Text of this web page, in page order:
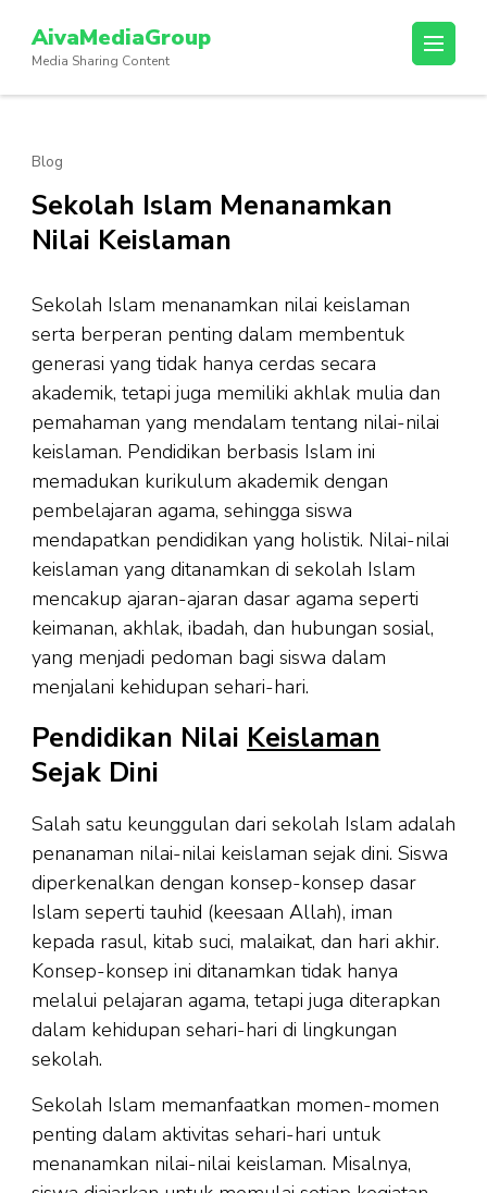
konten
(Tekan
AivaMediaGroup
Media Sharing Content
Blog
Sekolah Islam Menanamkan
Nilai Keislaman
Sekolah Islam menanamkan nilai keislaman
serta berperan penting dalam membentuk
generasi yang tidak hanya cerdas secara
akademik, tetapi juga memiliki akhlak mulia dan
pemahaman yang mendalam tentang nilai-nilai
keislaman. Pendidikan berbasis Islam ini
memadukan kurikulum akademik dengan
pembelajaran agama, sehingga siswa
mendapatkan pendidikan yang holistik. Nilai-nilai
keislaman yang ditanamkan di sekolah Islam
mencakup ajaran-ajaran dasar agama seperti
keimanan, akhlak, ibadah, dan hubungan sosial,
yang menjadi pedoman bagi siswa dalam
menjalani kehidupan sehari-hari.
Pendidikan Nilai Keislaman
Sejak Dini
Salah satu keunggulan dari sekolah Islam adalah
penanaman nilai-nilai keislaman sejak dini. Siswa
diperkenalkan dengan konsep-konsep dasar
Islam seperti tauhid (keesaan Allah), iman
kepada rasul, kitab suci, malaikat, dan hari akhir.
Konsep-konsep ini ditanamkan tidak hanya
melalui pelajaran agama, tetapi juga diterapkan
dalam kehidupan sehari-hari di lingkungan
sekolah.
Sekolah Islam memanfaatkan momen-momen
penting dalam aktivitas sehari-hari untuk
menanamkan nilai-nilai keislaman. Misalnya,